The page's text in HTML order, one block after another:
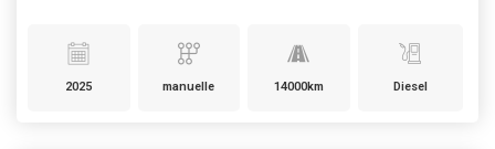
2025 manuelle 14000km Diesel